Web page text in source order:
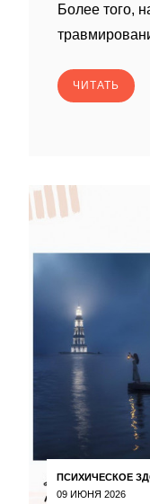
Более того,
ЧИТАТЬ
ПСИХИЧЕСКОЕ
09 ИЮНЯ 2026